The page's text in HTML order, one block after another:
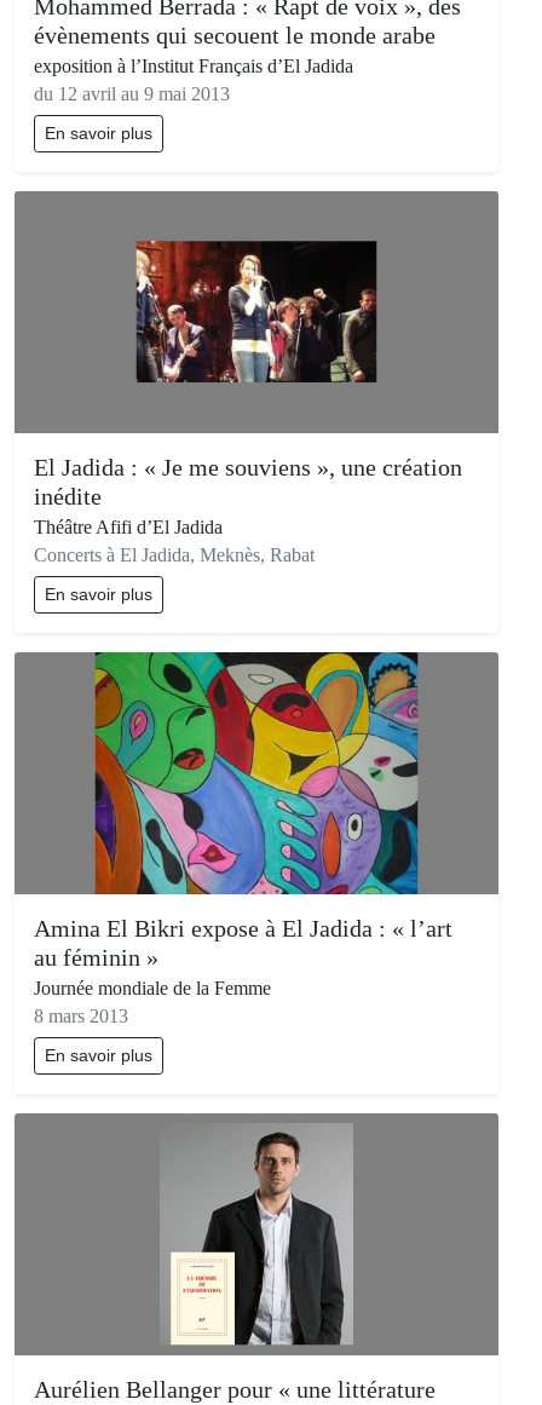
Mohammed Berrada : « Rapt de voix », des
évènements qui secouent le monde arabe
exposition à l’Institut Français d’El Jadida
du 12 avril au 9 mai 2013
En savoir plus
El Jadida : « Je me souviens », une création
inédite
Théâtre Afifi d’El Jadida
Concerts à El Jadida, Meknès, Rabat
En savoir plus
Amina El Bikri expose à El Jadida : « l’art
au féminin »
Journée mondiale de la Femme
8 mars 2013
En savoir plus
Aurélien Bellanger pour « une littérature